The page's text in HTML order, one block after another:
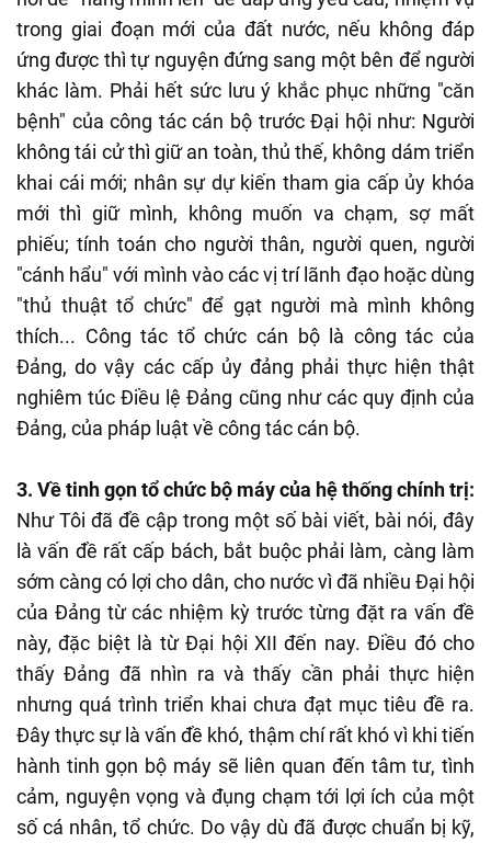
trong giai đoạn mới của đất nước, nếu không đáp
ứng được thì tự nguyện đứng sang một bên để người
khác làm. Phải hết sức lưu ý khắc phục những "căn
bệnh" của công tác cán bộ trước Đại hội như: Người
không tái cử thì giữ an toàn, thủ thế, không dám triển
khai cái mới; nhân sự dự kiến tham gia cấp ủy khóa
mới thì giữ mình, không muốn va chạm, sợ mất
phiếu; tính toán cho người thân, người quen, người
"cánh hẩu" với mình vào các vị trí lãnh đạo hoặc dùng
"thủ thuật tổ chức" để gạt người mà mình không
thích... Công tác tổ chức cán bộ là công tác của
Đảng, do vậy các cấp ủy đảng phải thực hiện thật
nghiêm túc Điều lệ Đảng cũng như các quy định của
Đảng, của pháp luật về công tác cán bộ.
3. Về tinh gọn tổ chức bộ máy của hệ thống chính trị:
Như Tôi đã đề cập trong một số bài viết, bài nói, đây
là vấn đề rất cấp bách, bắt buộc phải làm, càng làm
sớm càng có lợi cho dân, cho nước vì đã nhiều Đại hội
của Đảng từ các nhiệm kỳ trước từng đặt ra vấn đề
này, đặc biệt là từ Đại hội XII đến nay. Điều đó cho
thấy Đảng đã nhìn ra và thấy cần phải thực hiện
nhưng quá trình triển khai chưa đạt mục tiêu đề ra.
Đây thực sự là vấn đề khó, thậm chí rất khó vì khi tiến
hành tinh gọn bộ máy sẽ liên quan đến tâm tư, tình
cảm, nguyện vọng và đụng chạm tới lợi ích của một
số cá nhân, tổ chức. Do vậy dù đã được chuẩn bị kỹ,